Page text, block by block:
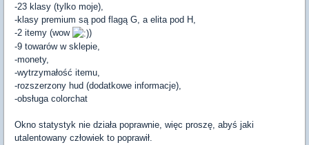
-23 klasy (tylko moje),
-klasy premium są pod flagą G, a elita pod H,
-2 itemy (wow
)
-9 towarów w sklepie,
-monety,
-wytrzymałość itemu,
-rozszerzony hud (dodatkowe informacje),
-obsługa colorchat
Okno statystyk nie działa poprawnie, więc proszę, abyś jaki
utalentowany człowiek to poprawił.